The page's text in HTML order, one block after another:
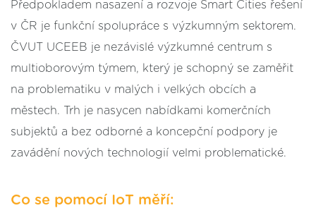
Předpokladem nasazení a rozvoje Smart Cities řešení
v ČR je funkční spolupráce s výzkumným sektorem.
ČVUT UCEEB je nezávislé výzkumné centrum s
multioborovým týmem, který je schopný se zaměřit
na problematiku v malých i velkých obcích a
městech. Trh je nasycen nabídkami komerčních
subjektů a bez odborné a koncepční podpory je
zavádění nových technologií velmi problematické.
Co se pomocí IoT měří: